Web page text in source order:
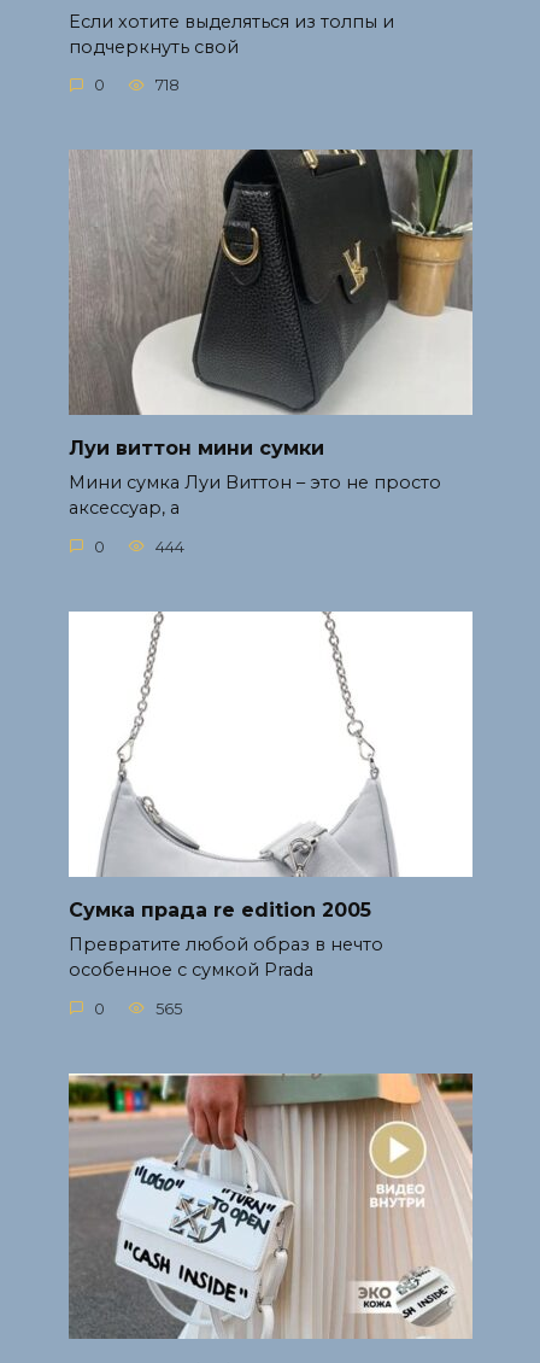
Если хотите выделяться из толпы и
подчеркнуть свой
0 718
Луи виттон мини сумки
Мини сумка Луи Виттон – это не просто
аксессуар, а
0 444
Сумка прада re edition 2005
Превратите любой образ в нечто
особенное с сумкой Prada
0 565